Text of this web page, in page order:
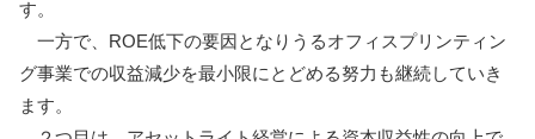
す。
一方で、ROE低下の要因となりうるオフィスプリンティン
グ事業での収益減少を最小限にとどめる努力も継続していき
ます。